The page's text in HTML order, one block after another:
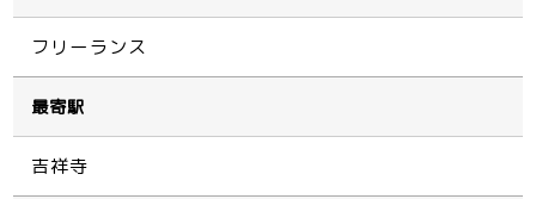
フリーランス
最寄駅
吉祥寺